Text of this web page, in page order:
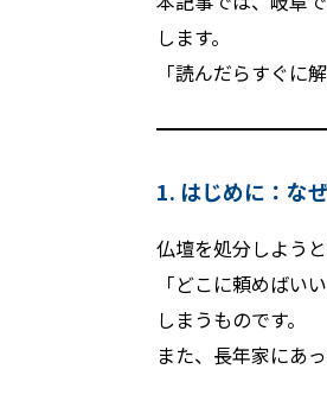
します。
「読んだらすぐに
1. はじめに：な
仏壇を処分しよう
「どこに頼めばい
しまうものです。
また、長年家にあ